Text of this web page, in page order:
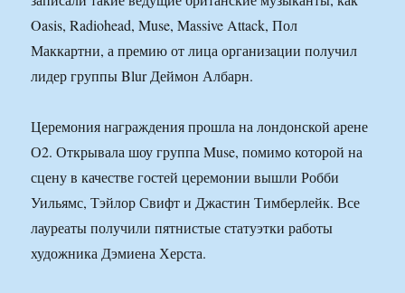
Oasis, Radiohead, Muse, Massive Attack, Пол
Маккартни, а премию от лица организации получил
лидер группы Blur Деймон Албарн.
Церемония награждения прошла на лондонской арене
О2. Открывала шоу группа Muse, помимо которой на
сцену в качестве гостей церемонии вышли Робби
Уильямс, Тэйлор Свифт и Джастин Тимберлейк. Все
лауреаты получили пятнистые статуэтки работы
художника Дэмиена Херста.